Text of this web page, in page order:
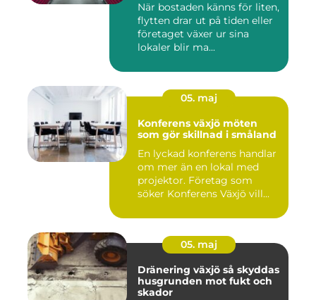
När bostaden känns för liten,
flytten drar ut på tiden eller
företaget växer ur sina
lokaler blir ma...
05. maj
Konferens växjö möten
som gör skillnad i småland
En lyckad konferens handlar
om mer än en lokal med
projektor. Företag som
söker Konferens Växjö vill...
05. maj
Dränering växjö så skyddas
husgrunden mot fukt och
skador